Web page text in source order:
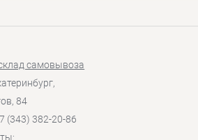
самовывоза
84
(343) 382-20-86